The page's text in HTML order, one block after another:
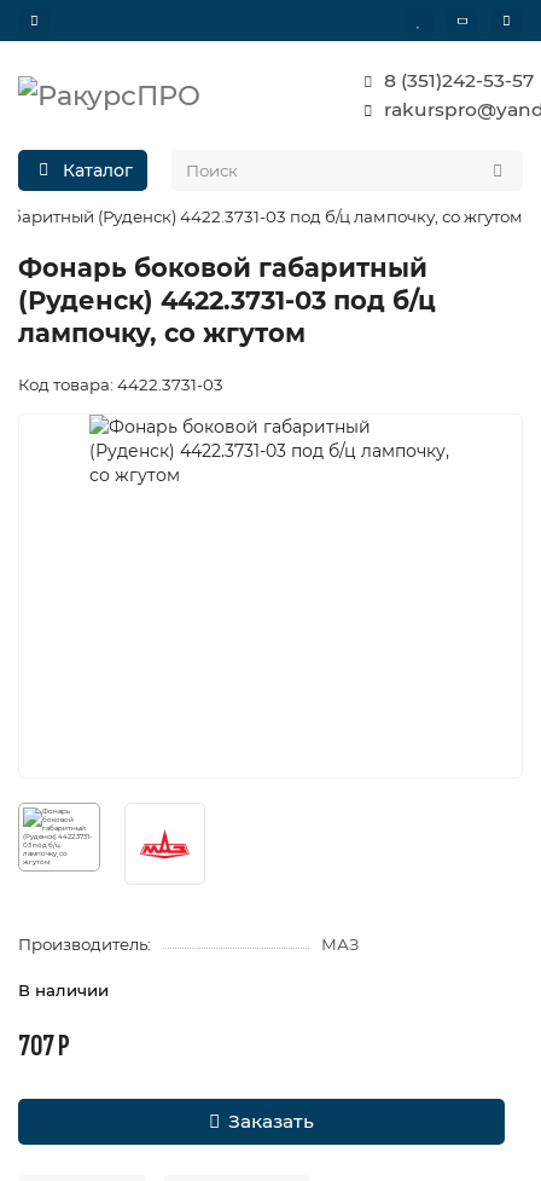
8 (351)242-53-57
Каталог
(Руденск) 4422.3731-03 под б/ц лампочку, со жгутом
Фонарь боковой габаритный
(Руденск) 4422.3731-03 под б/ц
лампочку, со жгутом
Код товара: 4422.3731-03
Производитель: МАЗ
В наличии
707 Р
Заказать